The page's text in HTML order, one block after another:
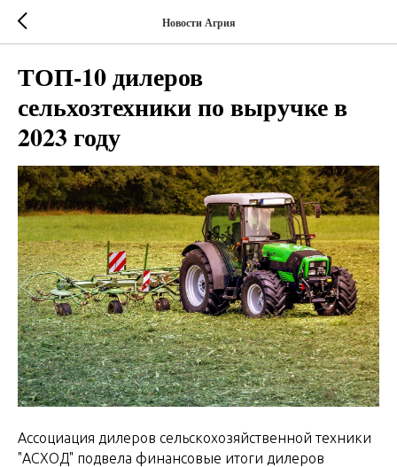
Новости Агрия
ТОП-10 дилеров
сельхозтехники по выручке в
2023 году
Ассоциация дилеров сельскохозяйственной техники
"АСХОД" подвела финансовые итоги дилеров